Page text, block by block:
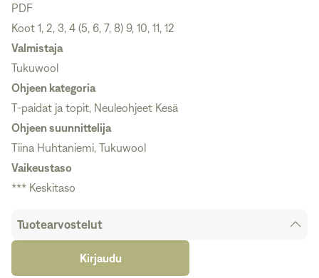
PDF
Koot 1, 2, 3, 4 (5, 6, 7, 8) 9, 10, 11, 12
Valmistaja
Tukuwool
Ohjeen kategoria
T-paidat ja topit, Neuleohjeet Kesä
Ohjeen suunnittelija
Tiina Huhtaniemi, Tukuwool
Vaikeustaso
*** Keskitaso
Tuotearvostelut
Kirjaudu